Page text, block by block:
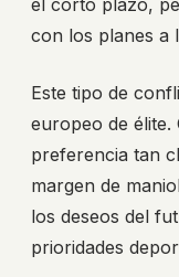
el corto plazo,
con los planes a
Este tipo de
europeo de élite.
preferencia tan
margen de
los deseos del
prioridades